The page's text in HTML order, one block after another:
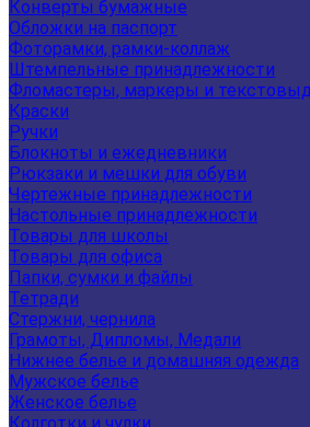
Конверты бумажные
Обложки на паспорт
Фоторамки, рамки-коллаж
Штемпельные принадлежности
Фломастеры, маркеры и
Краски
Ручки
Блокноты и ежедневники
Рюкзаки и мешки для обуви
Чертежные принадлежности
Настольные принадлежности
Товары для школы
Товары для офиса
Папки, сумки и файлы
Тетради
Стержни, чернила
Грамоты, Дипломы, Медали
Нижнее белье и домашняя одежда
Мужское белье
Женское белье